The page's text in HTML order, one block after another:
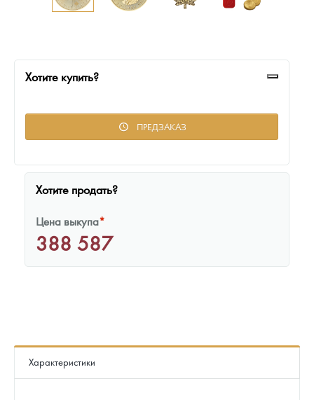
Русская нумизматика
Хотите купить?
ПРЕДЗАКАЗ
Хотите продать?
Цена выкупа*
388 587
Характеристики